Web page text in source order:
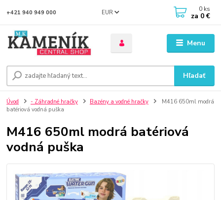
Menu
EUR
Hľadať
+421 940 949 000 0 ks
za 0 €
Úvod - Záhradné hračky Bazény a vodné hračky
M416 650ml modrá
batériová vodná puška
M416 650ml modrá batériová
vodná puška